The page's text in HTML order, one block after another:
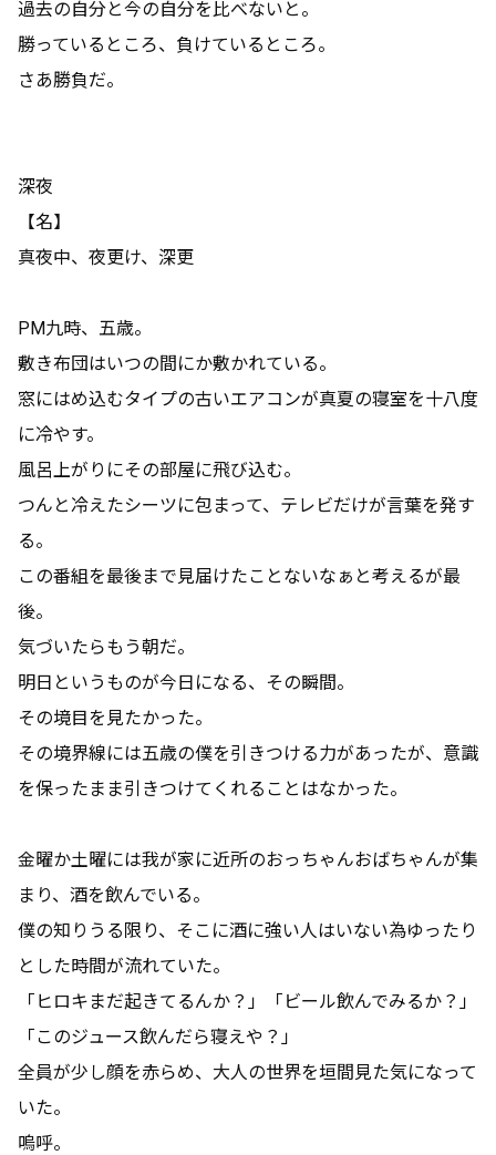
過去の自分と今の自分を比べないと。
勝っているところ、負けているところ。
さあ勝負だ。
深夜
【名】
真夜中、夜更け、深更
PM九時、五歳。
敷き布団はいつの間にか敷かれている。
窓にはめ込むタイプの古いエアコンが真夏の寝室を十八度
に冷やす。
風呂上がりにその部屋に飛び込む。
つんと冷えたシーツに包まって、テレビだけが言葉を発す
る。
この番組を最後まで見届けたことないなぁと考えるが最
後。
気づいたらもう朝だ。
明日というものが今日になる、その瞬間。
その境目を見たかった。
その境界線には五歳の僕を引きつける力があったが、意識
を保ったまま引きつけてくれることはなかった。
金曜か土曜には我が家に近所のおっちゃんおばちゃんが集
まり、酒を飲んでいる。
僕の知りうる限り、そこに酒に強い人はいない為ゆったり
とした時間が流れていた。
「ヒロキまだ起きてるんか？」「ビール飲んでみるか？」
「このジュース飲んだら寝えや？」
全員が少し顔を赤らめ、大人の世界を垣間見た気になって
いた。
嗚呼。